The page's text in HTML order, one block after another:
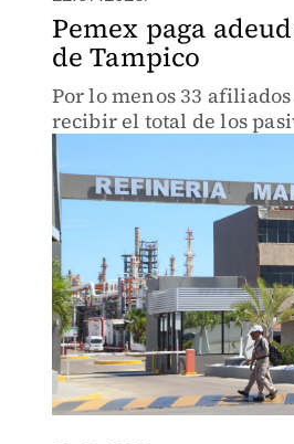
Pemex paga
de Tampico
Por lo menos 33
recibir el total de los